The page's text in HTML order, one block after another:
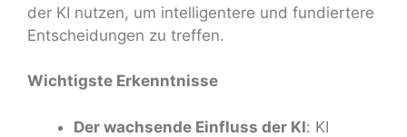
der KI nutzen, um intelligentere und fundiertere
Entscheidungen zu treffen.
Wichtigste Erkenntnisse
Der wachsende Einfluss der KI: KI